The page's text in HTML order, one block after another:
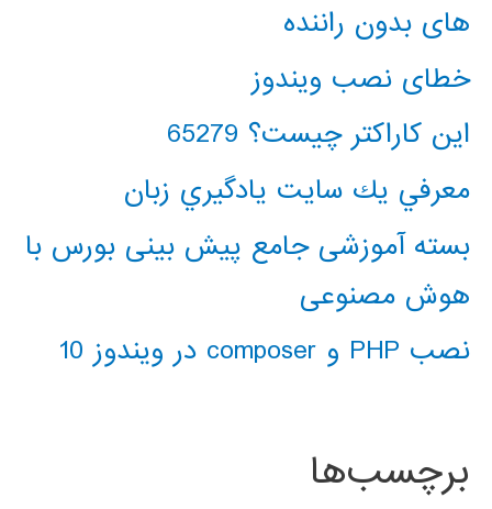
های بدون راننده
خطای نصب ویندوز
این کاراکتر چیست؟ 65279
معرفي يك سايت يادگيري زبان
بسته آموزشی جامع پیش بینی بورس با
هوش مصنوعی
نصب PHP و composer در ویندوز 10
برچسب‌ها